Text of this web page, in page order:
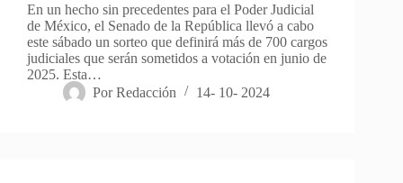
En un hecho sin precedentes para el Poder Judicial
de México, el Senado de la República llevó a cabo
este sábado un sorteo que definirá más de 700 cargos
judiciales que serán sometidos a votación en junio de
2025. Esta…
Por Redacción 14- 10- 2024